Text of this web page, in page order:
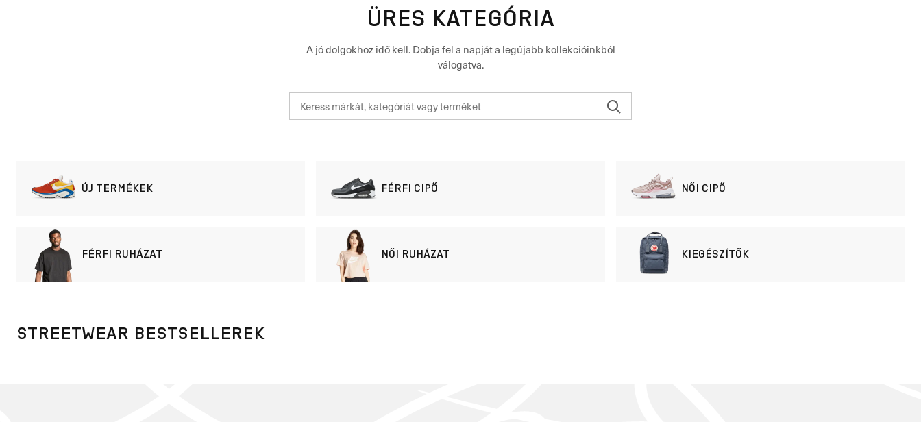
ÜRES KATEGÓRIA
A jó dolgokhoz idő kell. Dobja fel a napját a legújabb kollekcióinkból
válogatva.
ÚJ TERMÉKEK FÉRFI CIPŐ NŐI CIPŐ
FÉRFI RUHÁZAT NŐI RUHÁZAT KIEGÉSZÍTŐK
STREETWEAR BESTSELLEREK